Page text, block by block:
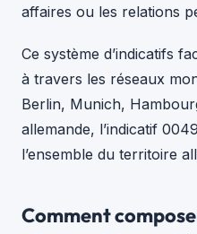
affaires ou les relations
Ce système d’indicatifs
à travers les réseaux
Berlin, Munich,
allemande, l’indicatif
l’ensemble du territoire
Comment